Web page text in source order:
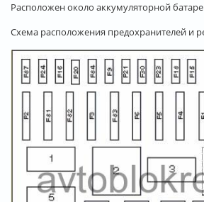
Расположен около аккумуляторной
Схема расположения предохранителей и